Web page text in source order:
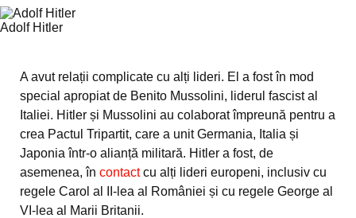
Adolf Hitler
A avut relații complicate cu alți lideri. El a fost în mod
special apropiat de Benito Mussolini, liderul fascist al
Italiei. Hitler și Mussolini au colaborat împreună pentru a
crea Pactul Tripartit, care a unit Germania, Italia și
Japonia într-o alianță militară. Hitler a fost, de
asemenea, în contactcu alți lideri europeni, inclusiv cu
regele Carol al II-lea al României și cu regele George al
VI-lea al Marii Britanii.